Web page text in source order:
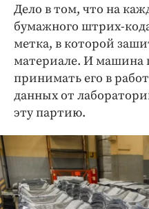
Дело в том, что на
бумажного штрих-
метка, в которой
материале. И машина
принимать его в
данных от
эту партию.